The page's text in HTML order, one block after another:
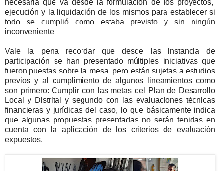
necesaria que va desde la formulación de los proyectos,
ejecución y la liquidación de los mismos para establecer si
todo se cumplió como estaba previsto y sin ningún
inconveniente.
Vale la pena recordar que desde las instancia de
participación se han presentado múltiples iniciativas que
fueron puestas sobre la mesa, pero están sujetas a estudios
previos y al cumplimiento de algunos lineamientos como
son primero: Cumplir con las metas del Plan de Desarrollo
Local y Distrital y segundo con las evaluaciones técnicas
financieras y jurídicas del caso, lo que básicamente indica
que algunas propuestas presentadas no serán tenidas en
cuenta con la aplicación de los criterios de evaluación
expuestos.